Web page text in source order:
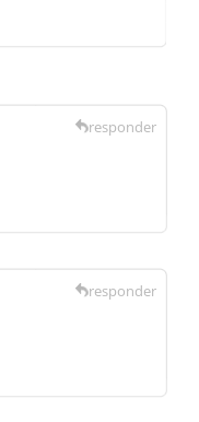
responder
responder